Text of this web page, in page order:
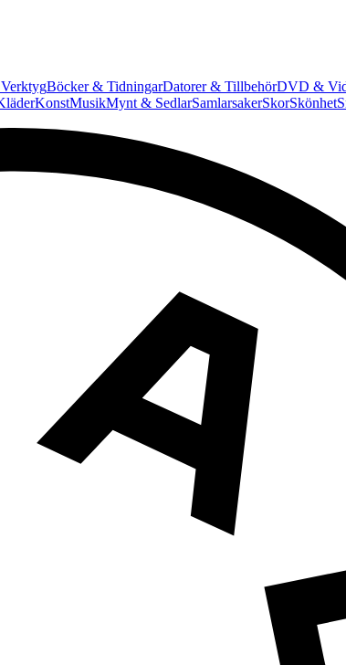
Böcker & TidningarDatorer & TillbehörDVD &
KonstMusikMynt & SedlarSamlarsakerSkorSkönhet